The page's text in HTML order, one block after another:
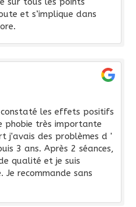
et s’implique dans
les effets positifs
phobie très importante
j'avais des problèmes d '
3 ans. Après 2 séances,
qualité et je suis
recommande sans